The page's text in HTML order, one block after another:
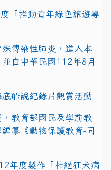
「推動青年綠色旅遊專
傳染性肺炎，進入本
自中華民國112年8月
船說紀錄片觀賞活動
教育部國民及學前教
纂《動物保護教育-同
年度製作「杜絕狂犬病